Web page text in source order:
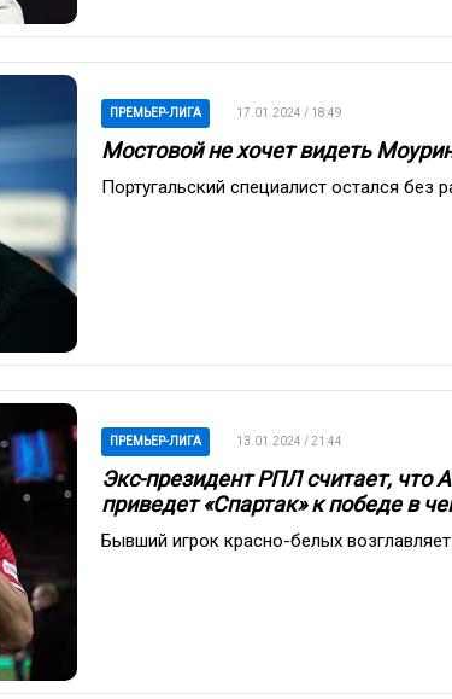
ПРЕМЬЕР-ЛИГА 17.01.2024 / 18:49
Мостовой не хочет видеть
Португальский специалист остался без
ПРЕМЬЕР-ЛИГА 13.01.2024 / 21:44
Экс-президент РПЛ считает, что
приведет «Спартак» к победе в
Бывший игрок красно-белых